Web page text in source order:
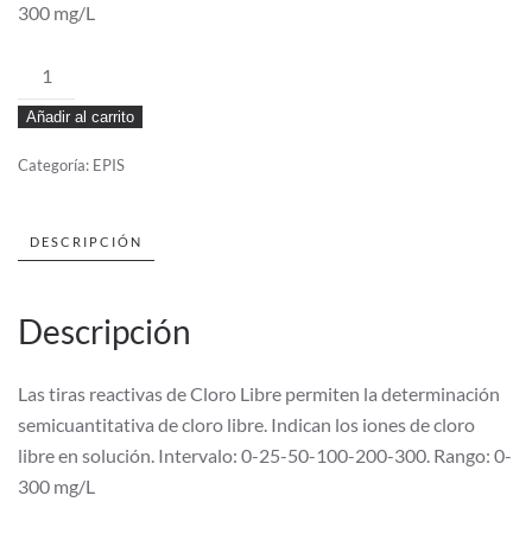
300 mg/L
TIRAS
CLORO
LIBRE
300PPM
Añadir al carrito
Categoría: EPIS
DESCRIPCIÓN
Descripción
Las tiras reactivas de Cloro Libre permiten la determinación
semicuantitativa de cloro libre. Indican los iones de cloro
libre en solución. Intervalo: 0-25-50-100-200-300. Rango: 0-
300 mg/L